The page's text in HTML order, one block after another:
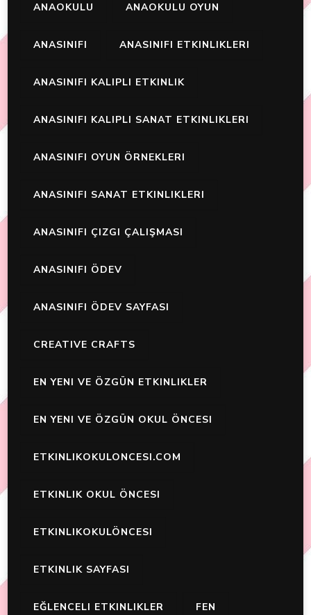
ANAOKULU ANAOKULU OYUN
ANASINIFI ANASINIFI ETKINLIKLERI
ANASINIFI KALIPLI ETKINLIK
ANASINIFI KALIPLI SANAT ETKINLIKLERI
ANASINIFI OYUN ÖRNEKLERI
ANASINIFI SANAT ETKINLIKLERI
ANASINIFI ÇIZGI ÇALIŞMASI
ANASINIFI ÖDEV
ANASINIFI ÖDEV SAYFASI
CREATIVE CRAFTS
EN YENI VE ÖZGÜN ETKINLIKLER
EN YENI VE ÖZGÜN OKUL ÖNCESI
ETKINLIKOKULONCESI.COM
ETKINLIK OKUL ÖNCESI
ETKINLIKOKULÖNCESI
ETKINLIK SAYFASI
EĞLENCELI ETKINLIKLER FEN